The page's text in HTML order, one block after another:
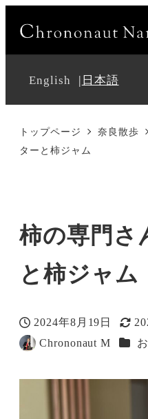
English 日本語
トップページ 奈良散歩
ターと柿ジャム
柿の専門さ
と柿ジャム
投稿日
2024年8月19日
更新日
著
Chrononaut M 奈良